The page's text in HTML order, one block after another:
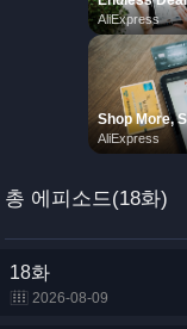
총 에피소드(18화)
18화
2026-08-09